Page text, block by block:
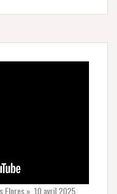
Flores », 10 avril 2025.